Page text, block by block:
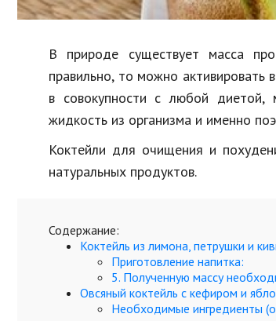
В природе существует масса
правильно, то можно
в совокупности с любой
жидкость из организма и именно
Коктейли для очищения и
натуральных продуктов.
Содержание:
Коктейль из лимона, петрушки и
Приготовление напитка:
5. Полученную массу
Овсяный коктейль с кефиром и
Необходимые ингредиенты